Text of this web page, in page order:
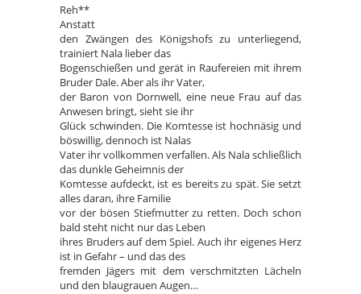
Reh**
Anstatt
den Zwängen des Königshofs zu unterliegend,
trainiert Nala lieber das
Bogenschießen und gerät in Raufereien mit ihrem
Bruder Dale. Aber als ihr Vater,
der Baron von Dornwell, eine neue Frau auf das
Anwesen bringt, sieht sie ihr
Glück schwinden. Die Komtesse ist hochnäsig und
böswillig, dennoch ist Nalas
Vater ihr vollkommen verfallen. Als Nala schließlich
das dunkle Geheimnis der
Komtesse aufdeckt, ist es bereits zu spät. Sie setzt
alles daran, ihre Familie
vor der bösen Stiefmutter zu retten. Doch schon
bald steht nicht nur das Leben
ihres Bruders auf dem Spiel. Auch ihr eigenes Herz
ist in Gefahr – und das des
fremden Jägers mit dem verschmitzten Lächeln
und den blaugrauen Augen…